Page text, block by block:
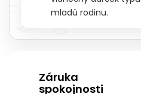
mladú rodinu.
Záruka
spokojnosti